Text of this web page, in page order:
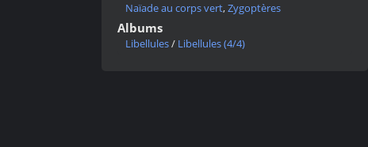
Naïade au corps vert,Zygoptères
Albums
Libellules/ Libellules (4/4)